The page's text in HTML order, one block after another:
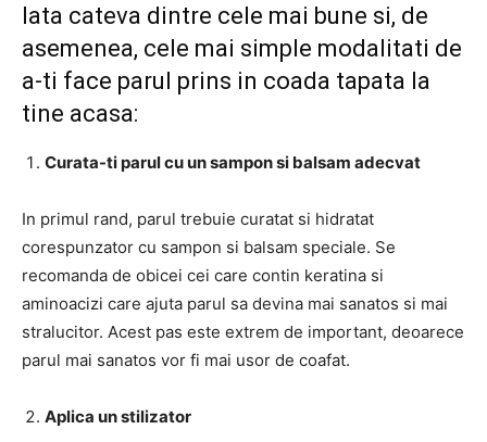
Iata cateva dintre cele mai bune si, de
asemenea, cele mai simple modalitati de
a-ti face parul prins in coada tapata la
tine acasa:
Curata-ti parul cu un sampon si balsam adecvat
In primul rand, parul trebuie curatat si hidratat
corespunzator cu sampon si balsam speciale. Se
recomanda de obicei cei care contin keratina si
aminoacizi care ajuta parul sa devina mai sanatos si mai
stralucitor. Acest pas este extrem de important, deoarece
parul mai sanatos vor fi mai usor de coafat.
Aplica un stilizator